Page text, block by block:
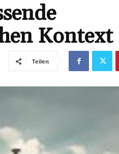
Kontext
Teilen